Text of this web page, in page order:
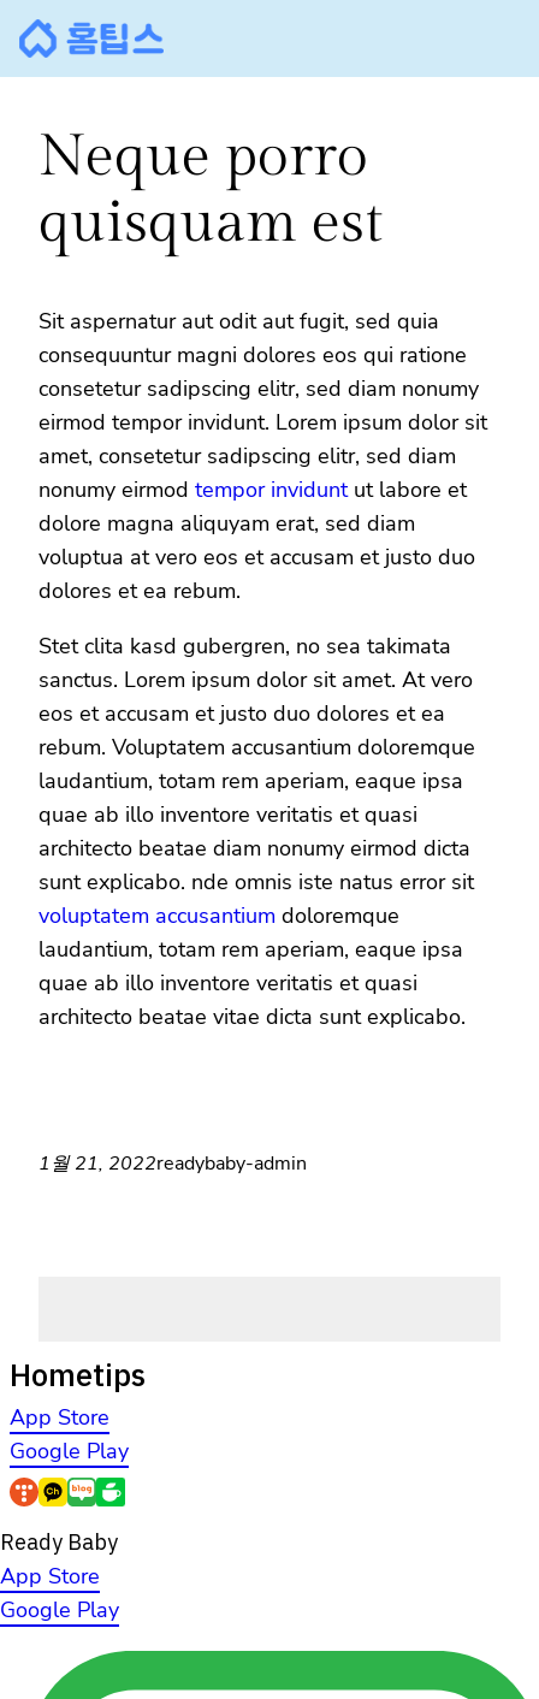
텐
츠
Neque porro
quisquam est
Sit aspernatur aut odit aut fugit, sed quia
consequuntur magni dolores eos qui ratione
consetetur sadipscing elitr, sed diam nonumy
eirmod tempor invidunt. Lorem ipsum dolor sit
amet, consetetur sadipscing elitr, sed diam
nonumy eirmod tempor inviduntut labore et
dolore magna aliquyam erat, sed diam
voluptua at vero eos et accusam et justo duo
dolores et ea rebum.
Stet clita kasd gubergren, no sea takimata
sanctus. Lorem ipsum dolor sit amet. At vero
eos et accusam et justo duo dolores et ea
rebum. Voluptatem accusantium doloremque
laudantium, totam rem aperiam, eaque ipsa
quae ab illo inventore veritatis et quasi
architecto beatae diam nonumy eirmod dicta
sunt explicabo. nde omnis iste natus error sit
voluptatem accusantium doloremque
laudantium, totam rem aperiam, eaque ipsa
quae ab illo inventore veritatis et quasi
architecto beatae vitae dicta sunt explicabo.
1월 21, 2022readybaby-admin
Hometips
App Store
Google Play
Ready Baby
App Store
Google Play